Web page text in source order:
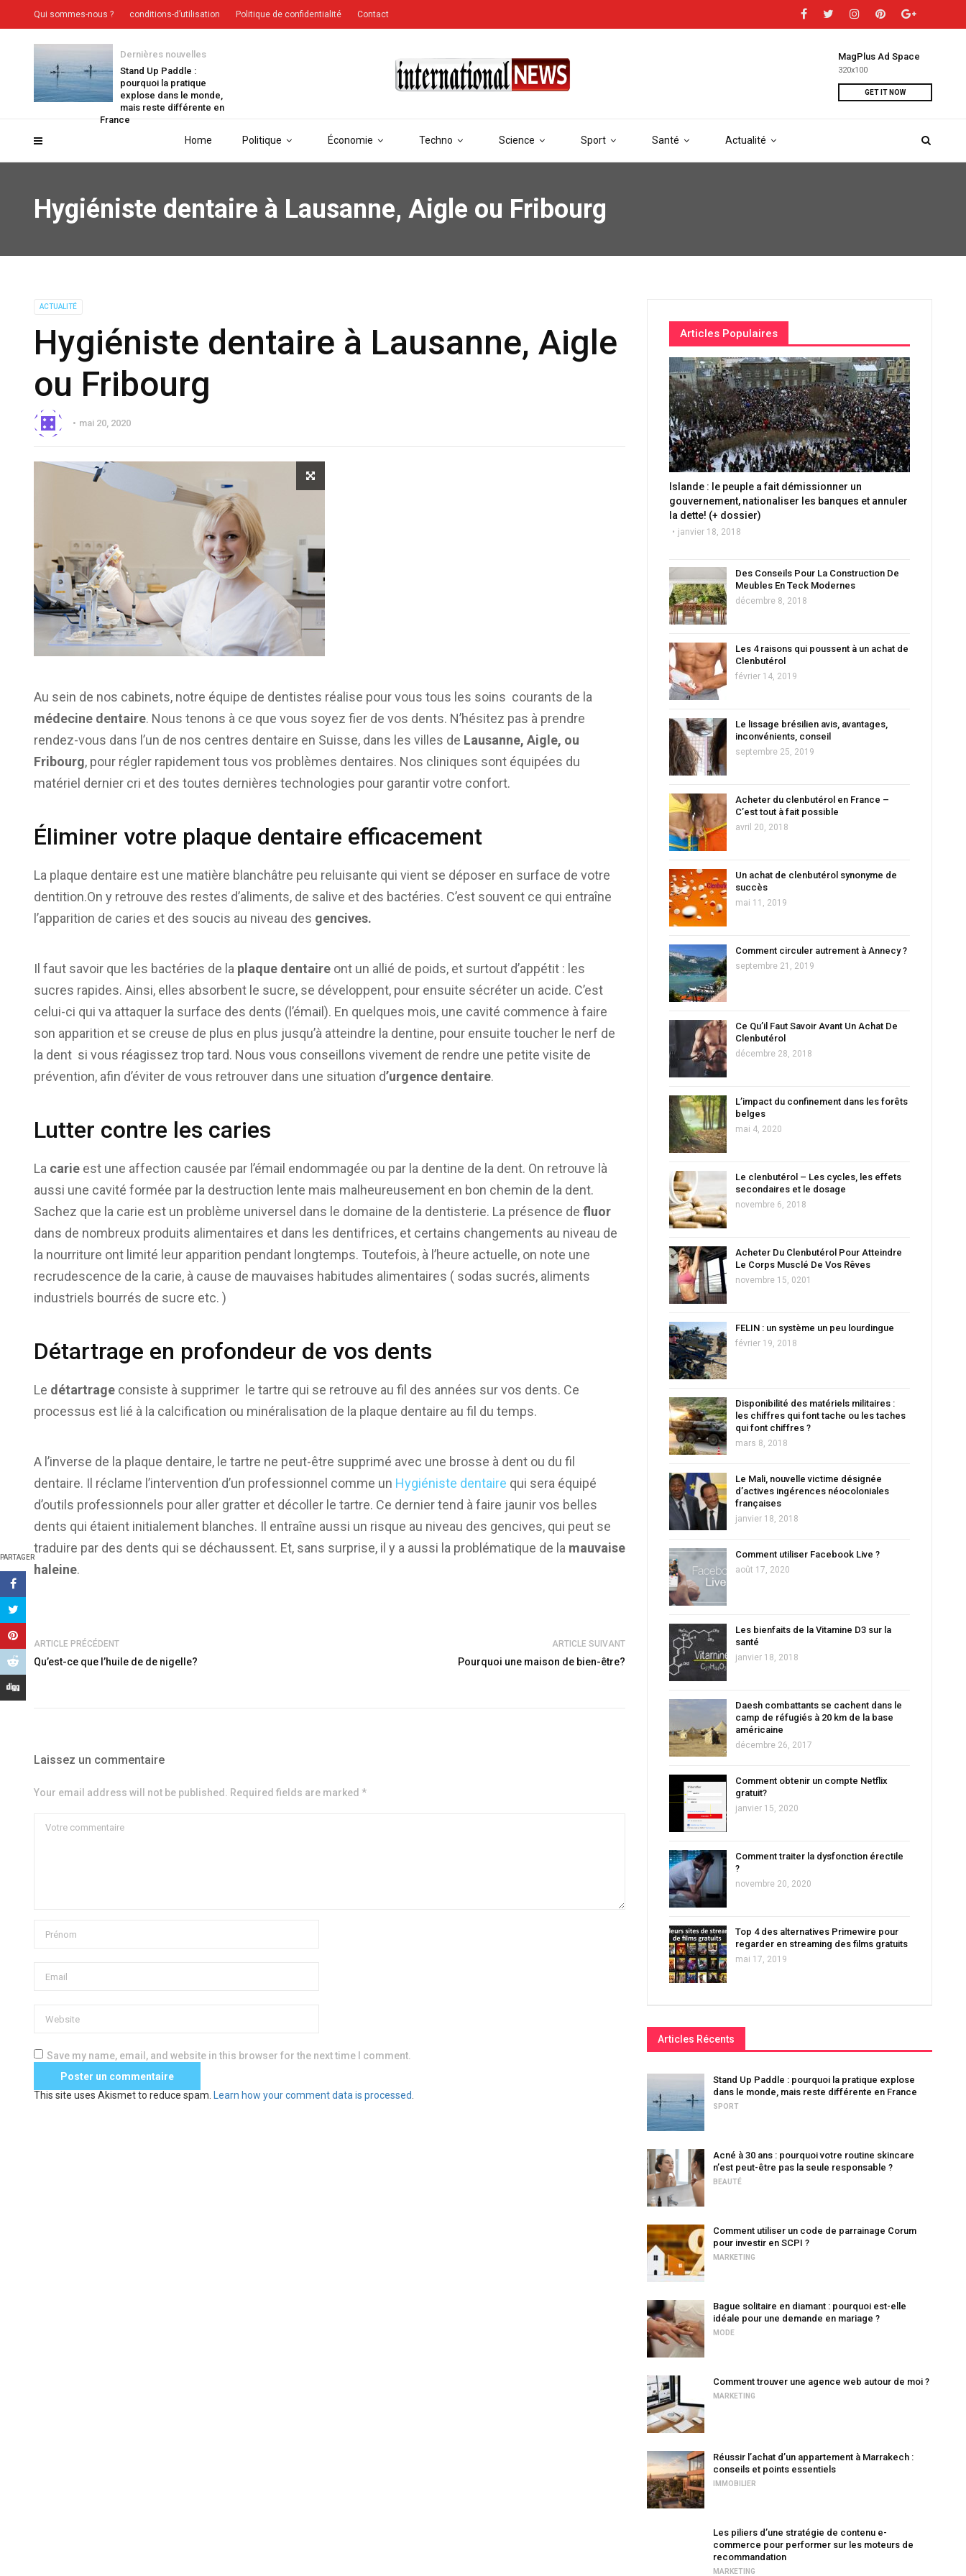
Home Politique Économie Techno Science Sport Santé Actualité
MagPlus Ad Space
320x100
GET IT NOW
Dernières nouvelles
Stand Up Paddle :
pourquoi la pratique
explose dans le monde,
mais reste différente en
France
Qui sommes-nous ? conditions-d’utilisation Politique de confidentialité Contact
Hygiéniste dentaire à Lausanne, Aigle ou Fribourg
ACTUALITÉ
Hygiéniste dentaire à Lausanne, Aigle
ou Fribourg
mai 20, 2020
PARTAGER
Au sein de nos cabinets, notre équipe de dentistes réalise pour vous tous les soins courants de la
médecine dentaire. Nous tenons à ce que vous soyez fier de vos dents. N’hésitez pas à prendre
rendez-vous dans l’un de nos centres dentaire en Suisse, dans les villes de Lausanne, Aigle, ou
Fribourg, pour régler rapidement tous vos problèmes dentaires. Nos cliniques sont équipées du
matériel dernier cri et des toutes dernières technologies pour garantir votre confort.
Éliminer votre plaque dentaire efficacement
La plaque dentaire est une matière blanchâtre peu reluisante qui vient se déposer en surface de votre
dentition.On y retrouve des restes d’aliments, de salive et des bactéries. C’est souvent ce qui entraîne
l’apparition de caries et des soucis au niveau des gencives.
Il faut savoir que les bactéries de la plaque dentaire ont un allié de poids, et surtout d’appétit : les
sucres rapides. Ainsi, elles absorbent le sucre, se développent, pour ensuite sécréter un acide. C’est
celui-ci qui va attaquer la surface des dents (l’émail). En quelques mois, une cavité commence à faire
son apparition et se creuse de plus en plus jusqu’à atteindre la dentine, pour ensuite toucher le nerf de
la dent si vous réagissez trop tard. Nous vous conseillons vivement de rendre une petite visite de
prévention, afin d’éviter de vous retrouver dans une situation d’urgence dentaire.
Lutter contre les caries
La carie est une affection causée par l’émail endommagée ou par la dentine de la dent. On retrouve là
aussi une cavité formée par la destruction lente mais malheureusement en bon chemin de la dent.
Sachez que la carie est un problème universel dans le domaine de la dentisterie. La présence de fluor
dans de nombreux produits alimentaires et dans les dentifrices, et certains changements au niveau de
la nourriture ont limité leur apparition pendant longtemps. Toutefois, à l’heure actuelle, on note une
recrudescence de la carie, à cause de mauvaises habitudes alimentaires ( sodas sucrés, aliments
industriels bourrés de sucre etc. )
Détartrage en profondeur de vos dents
Le détartrage consiste à supprimer le tartre qui se retrouve au fil des années sur vos dents. Ce
processus est lié à la calcification ou minéralisation de la plaque dentaire au fil du temps.
A l’inverse de la plaque dentaire, le tartre ne peut-être supprimé avec une brosse à dent ou du fil
dentaire. Il réclame l’intervention d’un professionnel comme un Hygiéniste dentaire qui sera équipé
d’outils professionnels pour aller gratter et décoller le tartre. Ce dernier tend à faire jaunir vos belles
dents qui étaient initialement blanches. Il entraîne aussi un risque au niveau des gencives, qui peut se
traduire par des dents qui se déchaussent. Et, sans surprise, il y a aussi la problématique de la mauvaise
haleine.
ARTICLE PRÉCÉDENT
Qu’est-ce que l’huile de de nigelle?
ARTICLE SUIVANT
Pourquoi une maison de bien-être?
Laissez un commentaire
Your email address will not be published. Required fields are marked *
Save my name, email, and website in this browser for the next time I comment.
This site uses Akismet to reduce spam. Learn how your comment data is processed
Articles Populaires
Islande : le peuple a fait démissionner un
gouvernement, nationaliser les banques et annuler
la dette! (+ dossier)
janvier 18, 2018
Des Conseils Pour La Construction De
Meubles En Teck Modernes
décembre 8, 2018
Les 4 raisons qui poussent à un achat de
Clenbutérol
février 14, 2019
Le lissage brésilien avis, avantages,
inconvénients, conseil
septembre 25, 2019
Acheter du clenbutérol en France –
C’est tout à fait possible
avril 20, 2018
Un achat de clenbutérol synonyme de
succès
mai 11, 2019
Comment circuler autrement à Annecy ?
septembre 21, 2019
Ce Qu’il Faut Savoir Avant Un Achat De
Clenbutérol
décembre 28, 2018
L’impact du confinement dans les forêts
belges
mai 4, 2020
Le clenbutérol – Les cycles, les effets
secondaires et le dosage
novembre 6, 2018
Acheter Du Clenbutérol Pour Atteindre
Le Corps Musclé De Vos Rêves
novembre 15, 0201
FELIN : un système un peu lourdingue
février 19, 2018
Disponibilité des matériels militaires :
les chiffres qui font tache ou les taches
qui font chiffres ?
mars 8, 2018
Le Mali, nouvelle victime désignée
d’actives ingérences néocoloniales
françaises
janvier 18, 2018
Comment utiliser Facebook Live ?
août 17, 2020
Les bienfaits de la Vitamine D3 sur la
santé
janvier 18, 2018
Daesh combattants se cachent dans le
camp de réfugiés à 20 km de la base
américaine
décembre 26, 2017
Comment obtenir un compte Netflix
gratuit?
janvier 15, 2020
Comment traiter la dysfonction érectile
?
novembre 20, 2020
Top 4 des alternatives Primewire pour
regarder en streaming des films gratuits
mai 17, 2019
Articles Récents
Stand Up Paddle : pourquoi la pratique explose
dans le monde, mais reste différente en France
SPORT
Acné à 30 ans : pourquoi votre routine skincare
n’est peut-être pas la seule responsable ?
BEAUTÉ
Comment utiliser un code de parrainage Corum
pour investir en SCPI ?
MARKETING
Bague solitaire en diamant : pourquoi est-elle
idéale pour une demande en mariage ?
MODE
Comment trouver une agence web autour de moi ?
MARKETING
Réussir l’achat d’un appartement à Marrakech :
conseils et points essentiels
IMMOBILIER
Les piliers d’une stratégie de contenu e-
commerce pour performer sur les moteurs de
recommandation
MARKETING